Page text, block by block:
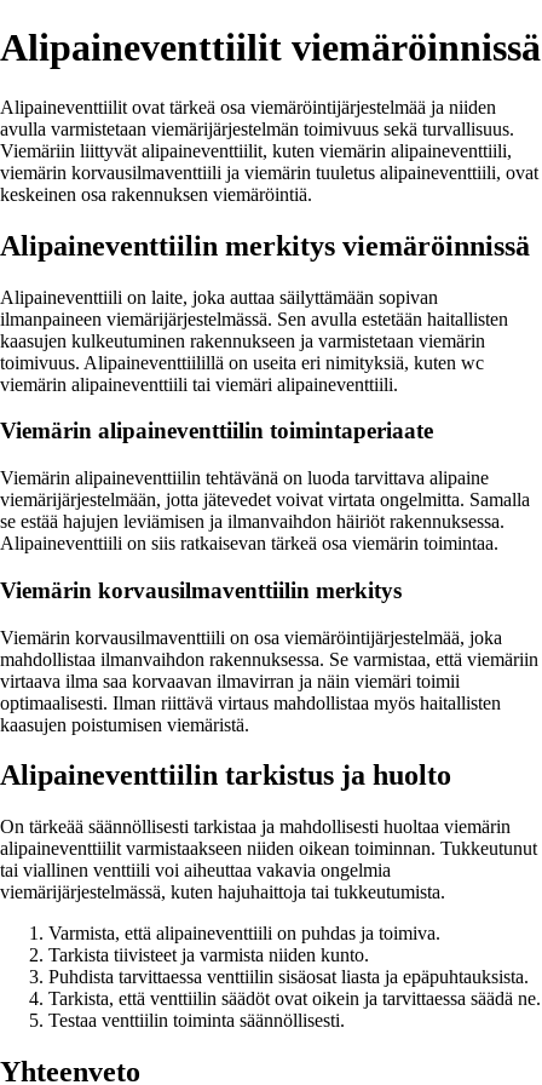
Alipaineventtiilit viemäröinnissä
Alipaineventtiilit ovat tärkeä osa viemäröintijärjestelmää ja niiden
avulla varmistetaan viemärijärjestelmän toimivuus sekä turvallisuus.
Viemäriin liittyvät alipaineventtiilit, kuten viemärin alipaineventtiili,
viemärin korvausilmaventtiili ja viemärin tuuletus alipaineventtiili, ovat
keskeinen osa rakennuksen viemäröintiä.
Alipaineventtiilin merkitys viemäröinnissä
Alipaineventtiili on laite, joka auttaa säilyttämään sopivan
ilmanpaineen viemärijärjestelmässä. Sen avulla estetään haitallisten
kaasujen kulkeutuminen rakennukseen ja varmistetaan viemärin
toimivuus. Alipaineventtiilillä on useita eri nimityksiä, kuten wc
viemärin alipaineventtiili tai viemäri alipaineventtiili.
Viemärin alipaineventtiilin toimintaperiaate
Viemärin alipaineventtiilin tehtävänä on luoda tarvittava alipaine
viemärijärjestelmään, jotta jätevedet voivat virtata ongelmitta. Samalla
se estää hajujen leviämisen ja ilmanvaihdon häiriöt rakennuksessa.
Alipaineventtiili on siis ratkaisevan tärkeä osa viemärin toimintaa.
Viemärin korvausilmaventtiilin merkitys
Viemärin korvausilmaventtiili on osa viemäröintijärjestelmää, joka
mahdollistaa ilmanvaihdon rakennuksessa. Se varmistaa, että viemäriin
virtaava ilma saa korvaavan ilmavirran ja näin viemäri toimii
optimaalisesti. Ilman riittävä virtaus mahdollistaa myös haitallisten
kaasujen poistumisen viemäristä.
Alipaineventtiilin tarkistus ja huolto
On tärkeää säännöllisesti tarkistaa ja mahdollisesti huoltaa viemärin
alipaineventtiilit varmistaakseen niiden oikean toiminnan. Tukkeutunut
tai viallinen venttiili voi aiheuttaa vakavia ongelmia
viemärijärjestelmässä, kuten hajuhaittoja tai tukkeutumista.
Varmista, että alipaineventtiili on puhdas ja toimiva.
Tarkista tiivisteet ja varmista niiden kunto.
Puhdista tarvittaessa venttiilin sisäosat liasta ja epäpuhtauksista.
Tarkista, että venttiilin säädöt ovat oikein ja tarvittaessa säädä ne.
Testaa venttiilin toiminta säännöllisesti.
Yhteenveto